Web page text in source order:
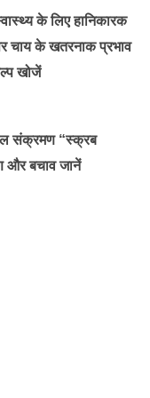
हैं, कभी पेट फूल जाता
से चलती है। एक मिनट
नींद नहीं आती और
शरीर में भयानक रूप
के लिए हानिकारक
चाय के खतरनाक प्रभाव
खोजें
संक्रमण “स्क्रब
और बचाव जानें